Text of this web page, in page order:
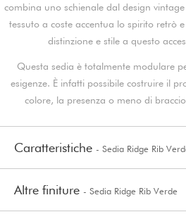
combina uno schienale dal design
tessuto a coste accentua lo spirito retrò
distinzione e stile a questo
Questa sedia è totalmente modulare
esigenze. È infatti possibile costruire il
colore, la presenza o meno di
Caratteristiche - Sedia Ridge Rib
Altre finiture - Sedia Ridge Rib Verde